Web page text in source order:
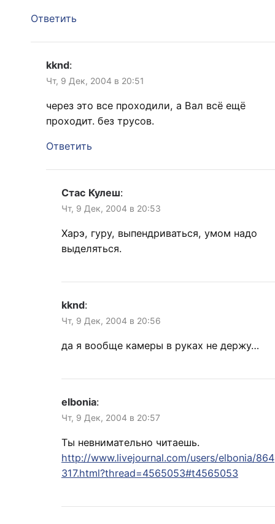
Ответить
kknd:
Чт, 9 Дек, 2004 в 20:51
через это все проходили, а Вал всё ещё
проходит. без трусов.
Ответить
Стас Кулеш:
Чт, 9 Дек, 2004 в 20:53
Харэ, гуру, выпендриваться, умом надо
выделяться.
kknd:
Чт, 9 Дек, 2004 в 20:56
да я вообще камеры в руках не держу…
elbonia:
Чт, 9 Дек, 2004 в 20:57
Ты невнимательно читаешь.
http://www.livejournal.com/users/elbonia/864
317.html?thread=4565053#t4565053